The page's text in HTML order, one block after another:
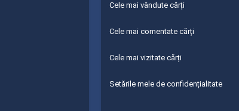
Cele mai vândute cărți
Cele mai comentate cărți
Cele mai vizitate cărți
Setările mele de confidențialitate